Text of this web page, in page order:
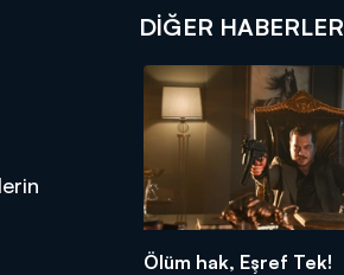
DIĞER HABERLER
Ölüm hak, Eşref Tek!